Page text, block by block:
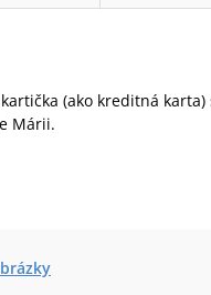
(ako kreditná
Márii.